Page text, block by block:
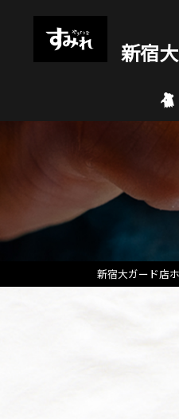
新宿
新宿大ガード店